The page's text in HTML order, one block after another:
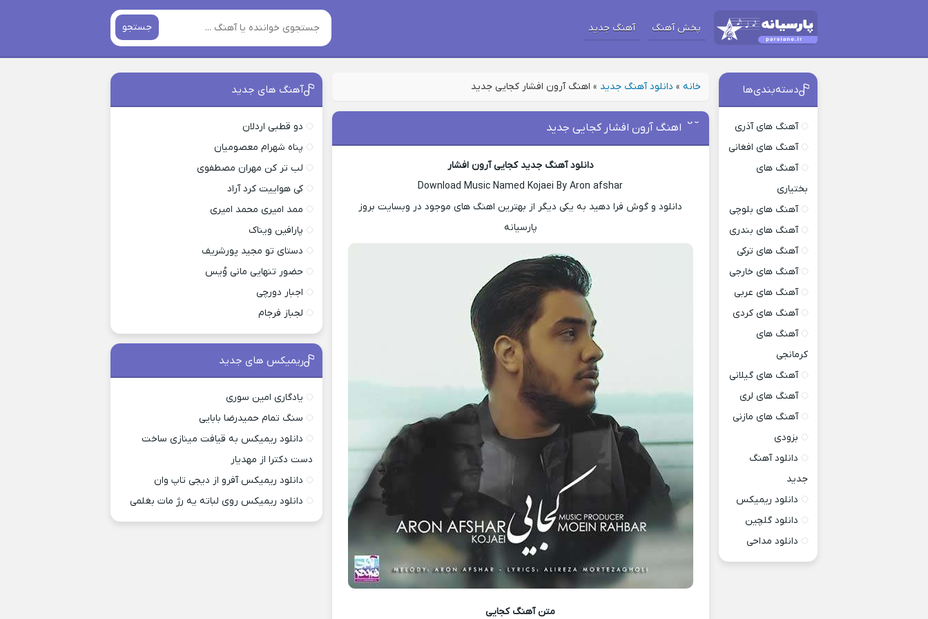
پخش آهنگ آهنگ جدید جستجو
خانه » دانلود آهنگ جدید » اهنگ آرون افشار کجایی جدید
اهنگ آرون افشار کجایی جدید
دانلود آهنگ جدید کجایی آرون افشار
Download Music Named Kojaei By Aron afshar
دانلود و گوش فرا دهید به یکی دیگر از بهترین اهنگ های موجود در وبسایت بروز
پارسیانه
متن آهنگ کجایی
دسته‌بندی‌ها
آهنگ های آذری
آهنگ های افغانی
آهنگ های
بختیاری
آهنگ های بلوچی
آهنگ های بندری
آهنگ های ترکی
آهنگ های خارجی
آهنگ های عربی
آهنگ های کردی
آهنگ های
کرمانجی
آهنگ های گیلانی
آهنگ های لری
آهنگ های مازنی
بزودی
دانلود آهنگ
جدید
دانلود ریمیکس
دانلود گلچین
دانلود مداحی
آهنگ های جدید
دو قطبی اردلان
پناه شهرام معصومیان
لب تر کن مهران مصطفوی
کی هواییت کرد آراد
ممد امیری محمد امیری
پارافین ویناک
دستای تو مجید پورشریف
حضور تنهایی مانی وُیس
اجبار دورچی
لجباز فرجام
ریمیکس های جدید
یادگاری امین سوری
سنگ تمام حمیدرضا بابایی
دانلود ریمیکس به قیافت مینازی ساخت
دست دکترا از مهدیار
دانلود ریمیکس آفرو از ديجی تاپ وان
دانلود ریمیکس روی لباته یه رژ مات بغلمی